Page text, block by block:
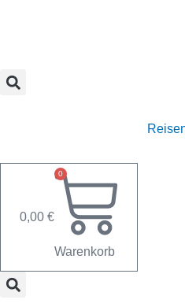
0,00 €
0
Warenkorb